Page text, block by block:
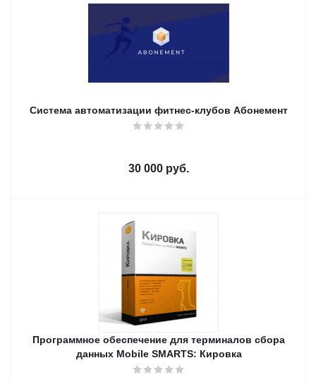
Система автоматизации фитнес-клубов Абонемент
30 000 руб.
Программное обеспечение для терминалов сбора
данных Mobile SMARTS: Кировка